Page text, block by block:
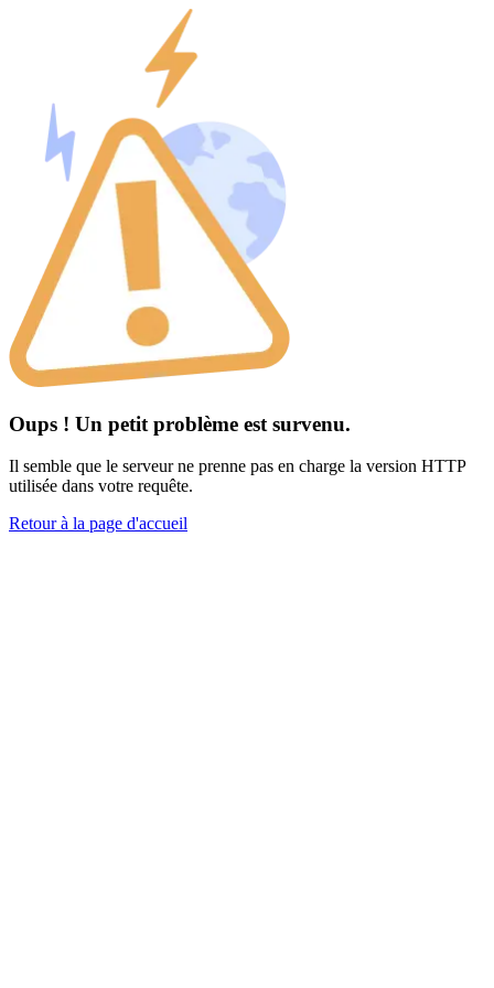
Oups ! Un petit problème est survenu.
Il semble que le serveur ne prenne pas en charge la version HTTP
utilisée dans votre requête.
Retour à la page d'accueil